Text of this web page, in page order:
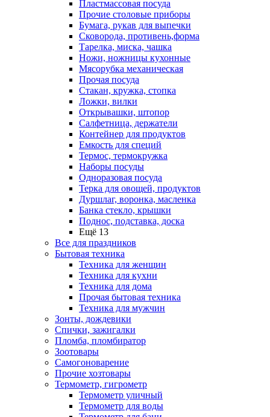
Пластмассовая посуда
Прочие столовые приборы
Бумага, рукав для выпечки
Сковорода, противень,форма
Тарелка, миска, чашка
Ножи, ножницы кухонные
Мясорубка механическая
Прочая посуда
Стакан, кружка, стопка
Ложки, вилки
Открывашки, штопор
Салфетница, держатели
Контейнер для продуктов
Емкость для специй
Термос, термокружка
Наборы посуды
Одноразовая посуда
Терка для овощей, продуктов
Дуршлаг, воронка, масленка
Банка стекло, крышки
Поднос, подставка, доска
Ещё 13
Все для праздников
Бытовая техника
Техника для женщин
Техника для кухни
Техника для дома
Прочая бытовая техника
Техника для мужчин
Зонты, дождевики
Спички, зажигалки
Пломба, пломбиратор
Зоотовары
Самогоноварение
Прочие хозтовары
Термометр, гигрометр
Термометр уличный
Термометр для воды